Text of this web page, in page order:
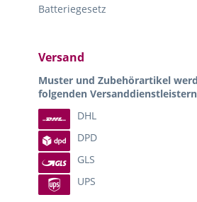
Batteriegesetz
Versand
Muster und Zubehörartikel
folgenden
DHL
DPD
GLS
UPS